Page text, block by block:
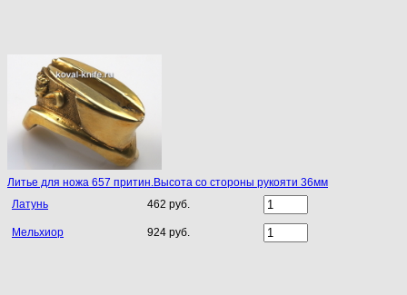
Литье для ножа 657 притин.Высота со стороны рукояти 36мм
Латунь
462 руб.
Мельхиор 924 руб.